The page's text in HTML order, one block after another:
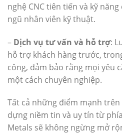
nghệ CNC tiên tiến và kỹ
ngũ nhân viên kỹ thuật.
– Dịch vụ tư vấn và hỗ trợ:
hỗ trợ khách hàng trước,
công, đảm bảo rằng mọi yêu
một cách chuyên nghiệp.
Tất cả những điểm mạnh trên
dựng niềm tin và uy tín từ
Metals sẽ không ngừng mở